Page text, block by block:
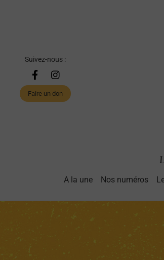
Suivez-nous :
Faire un don
A la une Nos numéros